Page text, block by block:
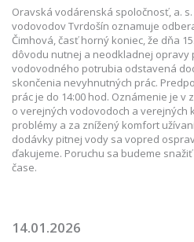
Oravská vodárenská spoločnosť, a.
vodovodov Tvrdošín oznamuje
Čimhová, časť horný koniec, že dňa
dôvodu nutnej a neodkladnej opravy
vodovodného potrubia odstavená
skončenia nevyhnutných prác.
prác je do 14:00 hod. Oznámenie je v
o verejných vodovodoch a verejných
problémy a za znížený komfort
dodávky pitnej vody sa vopred
ďakujeme. Poruchu sa budeme
čase.
14.01.2026